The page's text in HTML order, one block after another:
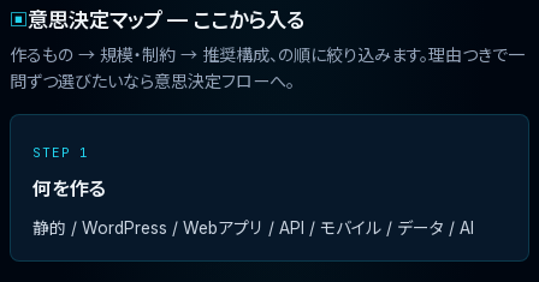
▣意思決定マップ — ここから入る
作るもの → 規模・制約 → 推奨構成、の順に絞り込みます。理由つきで一
問ずつ選びたいなら意思決定フローへ。
STEP 1
何を作る
静的 / WordPress / Webアプリ / API / モバイル / データ / AI